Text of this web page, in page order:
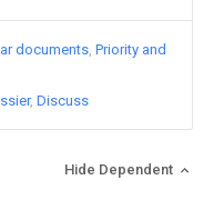
documents Priority and
Discuss
Hide Dependent